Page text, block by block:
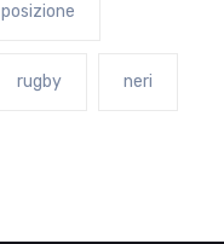
posizione
rugby neri